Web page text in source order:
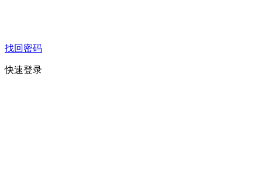
找回密码
快速登录